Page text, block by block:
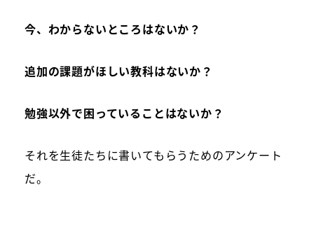
今、わからないところはないか？
追加の課題がほしい教科はないか？
勉強以外で困っていることはないか？
それを生徒たちに書いてもらうためのアンケート
だ。